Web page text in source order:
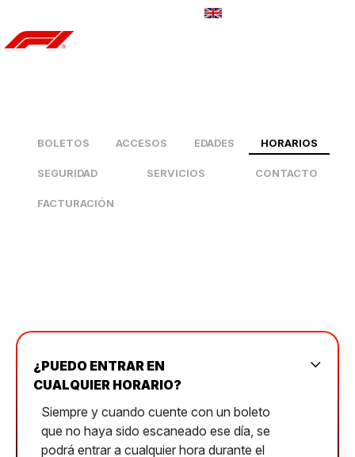
BOLETOS ACCESOS EDADES HORARIOS
SEGURIDAD SERVICIOS CONTACTO
FACTURACIÓN
¿PUEDO ENTRAR EN
CUALQUIER HORARIO?
Siempre y cuando cuente con un boleto
que no haya sido escaneado ese día, se
podrá entrar a cualquier hora durante el